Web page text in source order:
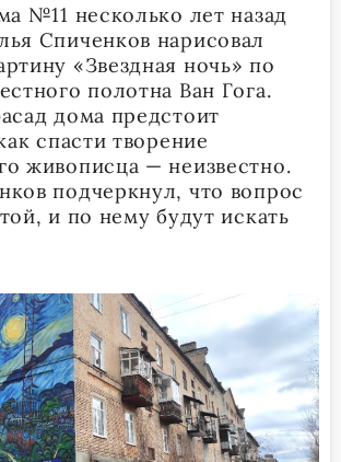
№11 несколько лет назад
Спиченков нарисовал
«Звездная ночь» по
полотна Ван Гога.
дома предстоит
спасти творение
живописца — неизвестно.
подчеркнул, что вопрос
и по нему будут искать